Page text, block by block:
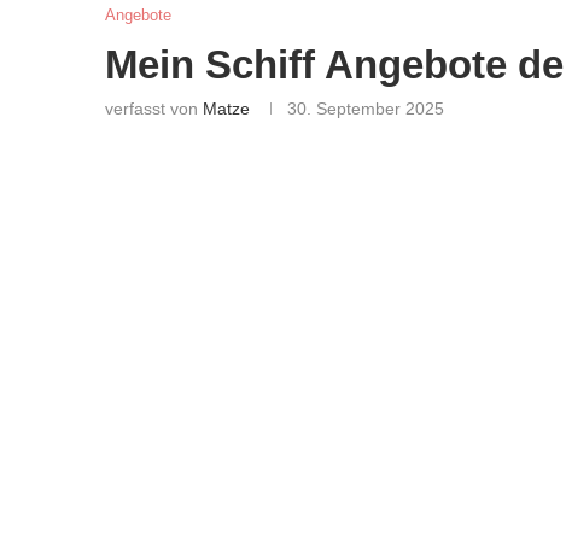
Angebote
Mein Schiff Angebote
verfasst von Matze 30. September 2025